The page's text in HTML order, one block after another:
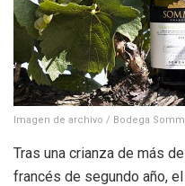
Imagen de archivo / Bodega
Tras una crianza de más
francés de segundo año,